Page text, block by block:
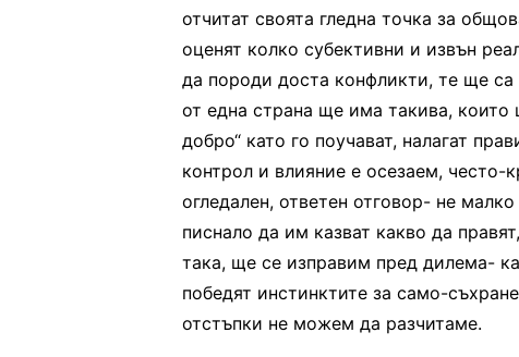
отчитат своята гледна точка за
оценят колко субективни и извън
да породи доста конфликти, те ще
от една страна ще има такива, които
добро“ като го поучават, налагат
контрол и влияние е осезаем,
огледален, ответен отговор- не
писнало да им казват какво да
така, ще се изправим пред дилема-
победят инстинктите за само-
отстъпки не можем да разчитаме.